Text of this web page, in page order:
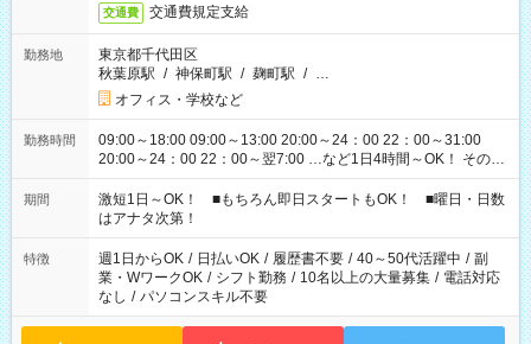
交通費 交通費規定支給
勤務地
東京都千代田区
秋葉原駅 / 神保町駅 / 麹町駅 / …
オフィス・学校など
勤務時間
09:00～18:00 09:00～13:00 20:00～24：00 22：00～31:00
20:00～24：00 22：00～翌7:00 …など1日4時間～OK！ その他
シフトもございます！ お気軽にご相談ください！
期間
激短1日～OK！ ■もちろん即日スタートもOK！ ■曜日・日数
はアナタ次第！
特徴 週1日からOK / 日払いOK / 履歴書不要 / 40～50代活躍中 / 副
業・WワークOK / シフト勤務 / 10名以上の大量募集 / 電話対応
なし / パソコンスキル不要